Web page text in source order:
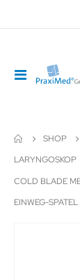
Navigation
SHOP
LARYNGOSKOP
COLD BLADE
EINWEG-